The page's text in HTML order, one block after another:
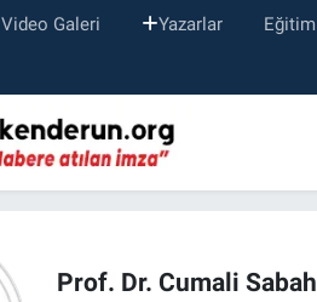
Video Galeri Yazarlar Eğitim
Prof. Dr. Cumali Sabah